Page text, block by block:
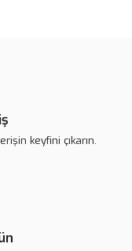
keyfini çıkarın.